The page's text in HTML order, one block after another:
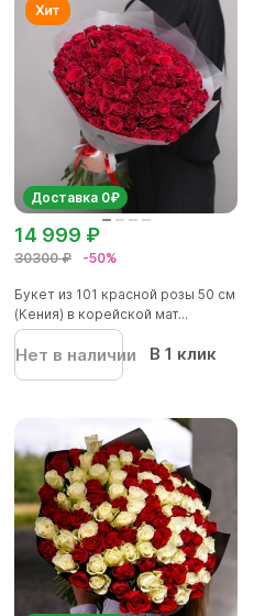
Доставка 0₽
30300 ₽ -50%
14 999 ₽
Букет из 101 красной розы 50 см
(Кения) в корейской мат...
Нет в наличии В 1 клик